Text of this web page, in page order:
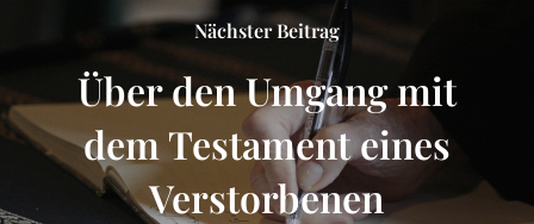
Nächster Beitrag
Über den Umgang mit
dem Testament eines
Verstorbenen